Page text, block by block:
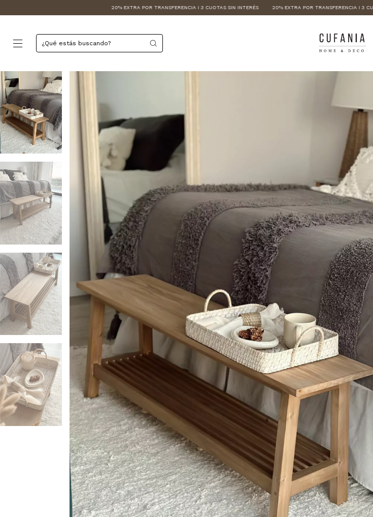
20% EXTRA POR TRANSFERENCIA I 3 CUOTAS SIN INTERÉS 20% EXTRA POR TRANSFERENCIA I 3 CUOTAS SIN INTERÉS